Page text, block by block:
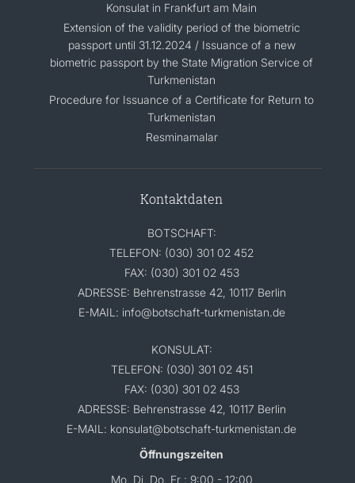
Konsulat in Frankfurt am Main
Extension of the validity period of the biometric
passport until 31.12.2024 / Issuance of a new
biometric passport by the State Migration Service of
Turkmenistan
Procedure for Issuance of a Certificate for Return to
Turkmenistan
Resminamalar
Kontaktdaten
BOTSCHAFT:
TELEFON: (030) 301 02 452
FAX: (030) 301 02 453
ADRESSE: Behrenstrasse 42, 10117 Berlin
E-MAIL: info@botschaft-turkmenistan.de
KONSULAT:
TELEFON: (030) 301 02 451
FAX: (030) 301 02 453
ADRESSE: Behrenstrasse 42, 10117 Berlin
E-MAIL: konsulat@botschaft-turkmenistan.de
Öffnungszeiten
Mo, Di, Do, Fr : 9:00 - 12:00